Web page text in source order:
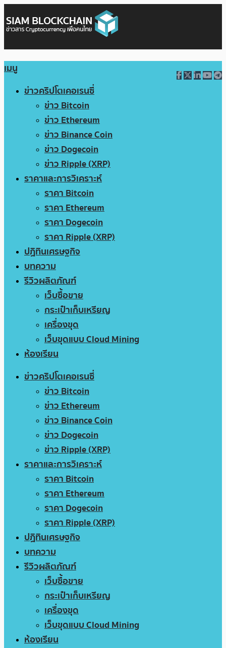
เมนู
ข่าวคริปโตเคอเรนซี่
ข่าว Bitcoin
ข่าว Ethereum
ข่าว Binance Coin
ข่าว Dogecoin
ข่าว Ripple (XRP)
ราคาและการวิเคราะห์
ราคา Bitcoin
ราคา Ethereum
ราคา Dogecoin
ราคา Ripple (XRP)
ปฏิทินเศรษฐกิจ
บทความ
รีวิวผลิตภัณฑ์
เว็บซื้อขาย
กระเป๋าเก็บเหรียญ
เครื่องขุด
เว็บขุดแบบ Cloud Mining
ห้องเรียน
ข่าวคริปโตเคอเรนซี่
ข่าว Bitcoin
ข่าว Ethereum
ข่าว Binance Coin
ข่าว Dogecoin
ข่าว Ripple (XRP)
ราคาและการวิเคราะห์
ราคา Bitcoin
ราคา Ethereum
ราคา Dogecoin
ราคา Ripple (XRP)
ปฏิทินเศรษฐกิจ
บทความ
รีวิวผลิตภัณฑ์
เว็บซื้อขาย
กระเป๋าเก็บเหรียญ
เครื่องขุด
เว็บขุดแบบ Cloud Mining
ห้องเรียน